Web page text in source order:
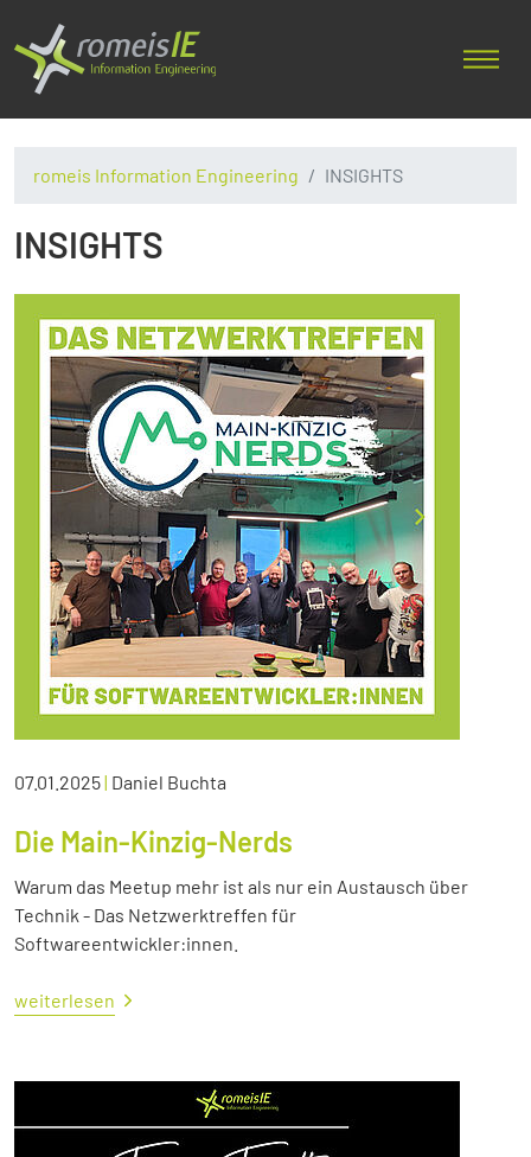
romeis Information Engineering INSIGHTS
INSIGHTS
07.01.2025| Daniel Buchta
Die Main-Kinzig-Nerds
Warum das Meetup mehr ist als nur ein Austausch über
Technik - Das Netzwerktreffen für
Softwareentwickler:innen.
weiterlesen